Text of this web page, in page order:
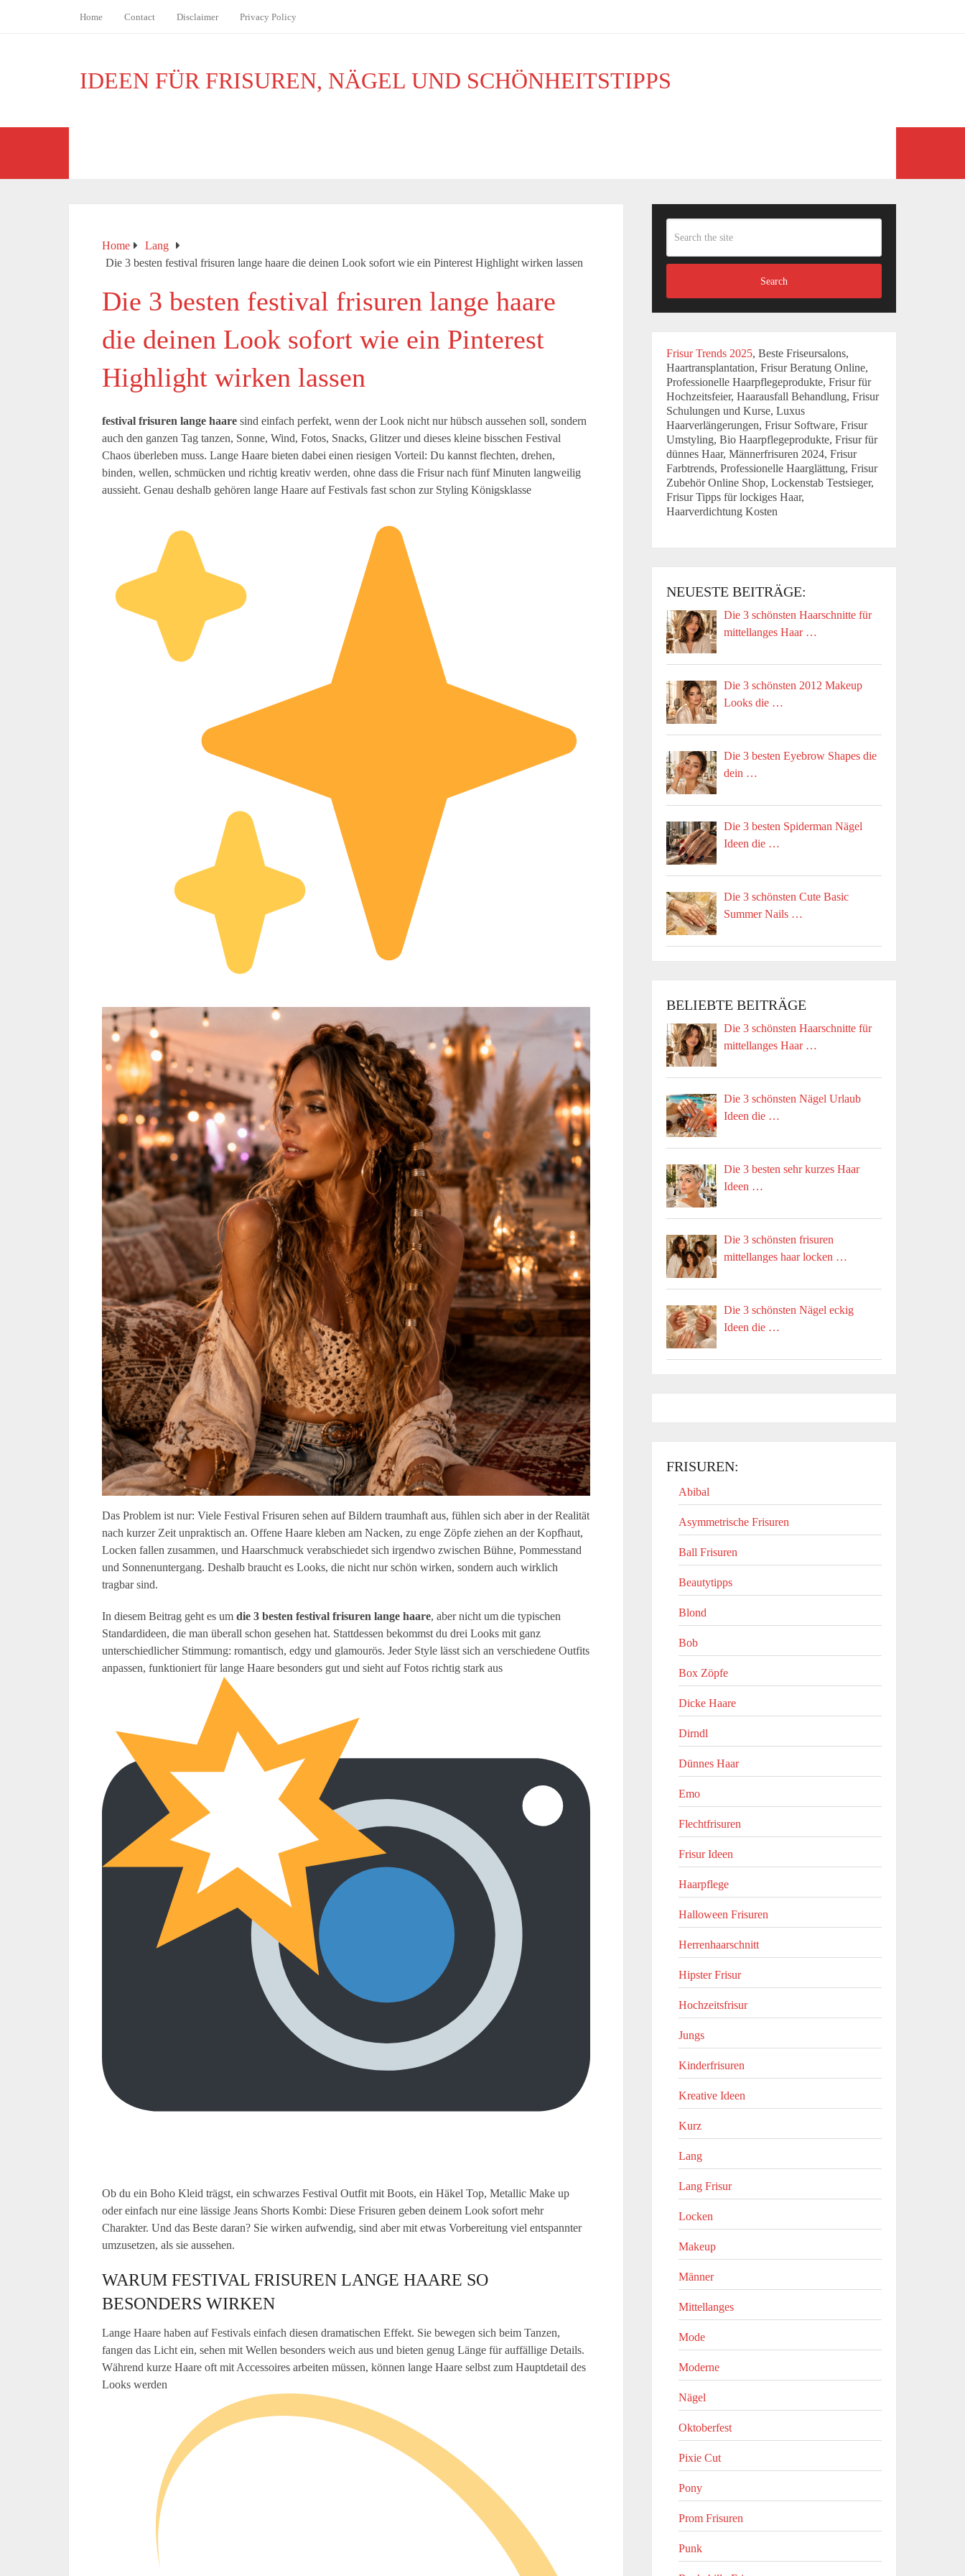
Home Contact Disclaimer Privacy Policy
IDEEN FÜR FRISUREN, NÄGEL UND SCHÖNHEITSTIPPS
Home
Lang
Die 3 besten festival frisuren lange haare die deinen Look sofort wie ein Pinterest Highlight wirken lassen
Die 3 besten festival frisuren lange haare
die deinen Look sofort wie ein Pinterest
Highlight wirken lassen
festival frisuren lange haare sind einfach perfekt, wenn der Look nicht nur hübsch aussehen soll, sondern
auch den ganzen Tag tanzen, Sonne, Wind, Fotos, Snacks, Glitzer und dieses kleine bisschen Festival
Chaos überleben muss. Lange Haare bieten dabei einen riesigen Vorteil: Du kannst flechten, drehen,
binden, wellen, schmücken und richtig kreativ werden, ohne dass die Frisur nach fünf Minuten langweilig
aussieht. Genau deshalb gehören lange Haare auf Festivals fast schon zur Styling Königsklasse
Das Problem ist nur: Viele Festival Frisuren sehen auf Bildern traumhaft aus, fühlen sich aber in der Realität
nach kurzer Zeit unpraktisch an. Offene Haare kleben am Nacken, zu enge Zöpfe ziehen an der Kopfhaut,
Locken fallen zusammen, und Haarschmuck verabschiedet sich irgendwo zwischen Bühne, Pommesstand
und Sonnenuntergang. Deshalb braucht es Looks, die nicht nur schön wirken, sondern auch wirklich
tragbar sind.
In diesem Beitrag geht es um die 3 besten festival frisuren lange haare, aber nicht um die typischen
Standardideen, die man überall schon gesehen hat. Stattdessen bekommst du drei Looks mit ganz
unterschiedlicher Stimmung: romantisch, edgy und glamourös. Jeder Style lässt sich an verschiedene Outfits
anpassen, funktioniert für lange Haare besonders gut und sieht auf Fotos richtig stark aus
Ob du ein Boho Kleid trägst, ein schwarzes Festival Outfit mit Boots, ein Häkel Top, Metallic Make up
oder einfach nur eine lässige Jeans Shorts Kombi: Diese Frisuren geben deinem Look sofort mehr
Charakter. Und das Beste daran? Sie wirken aufwendig, sind aber mit etwas Vorbereitung viel entspannter
umzusetzen, als sie aussehen.
WARUM FESTIVAL FRISUREN LANGE HAARE SO
BESONDERS WIRKEN
Lange Haare haben auf Festivals einfach diesen dramatischen Effekt. Sie bewegen sich beim Tanzen,
fangen das Licht ein, sehen mit Wellen besonders weich aus und bieten genug Länge für auffällige Details.
Während kurze Haare oft mit Accessoires arbeiten müssen, können lange Haare selbst zum Hauptdetail des
Looks werden
Search
Frisur Trends 2025, Beste Friseursalons,
Haartransplantation, Frisur Beratung Online,
Professionelle Haarpflegeprodukte, Frisur für
Hochzeitsfeier, Haarausfall Behandlung, Frisur
Schulungen und Kurse, Luxus
Haarverlängerungen, Frisur Software, Frisur
Umstyling, Bio Haarpflegeprodukte, Frisur für
dünnes Haar, Männerfrisuren 2024, Frisur
Farbtrends, Professionelle Haarglättung, Frisur
Zubehör Online Shop, Lockenstab Testsieger,
Frisur Tipps für lockiges Haar,
Haarverdichtung Kosten
NEUESTE BEITRÄGE:
Die 3 schönsten Haarschnitte für
mittellanges Haar …
Die 3 schönsten 2012 Makeup
Looks die …
Die 3 besten Eyebrow Shapes die
dein …
Die 3 besten Spiderman Nägel
Ideen die …
Die 3 schönsten Cute Basic
Summer Nails …
BELIEBTE BEITRÄGE
Die 3 schönsten Haarschnitte für
mittellanges Haar …
Die 3 schönsten Nägel Urlaub
Ideen die …
Die 3 besten sehr kurzes Haar
Ideen …
Die 3 schönsten frisuren
mittellanges haar locken …
Die 3 schönsten Nägel eckig
Ideen die …
FRISUREN:
Abibal
Asymmetrische Frisuren
Ball Frisuren
Beautytipps
Blond
Bob
Box Zöpfe
Dicke Haare
Dirndl
Dünnes Haar
Emo
Flechtfrisuren
Frisur Ideen
Haarpflege
Halloween Frisuren
Herrenhaarschnitt
Hipster Frisur
Hochzeitsfrisur
Jungs
Kinderfrisuren
Kreative Ideen
Kurz
Lang
Lang Frisur
Locken
Makeup
Männer
Mittellanges
Mode
Moderne
Nägel
Oktoberfest
Pixie Cut
Pony
Prom Frisuren
Punk